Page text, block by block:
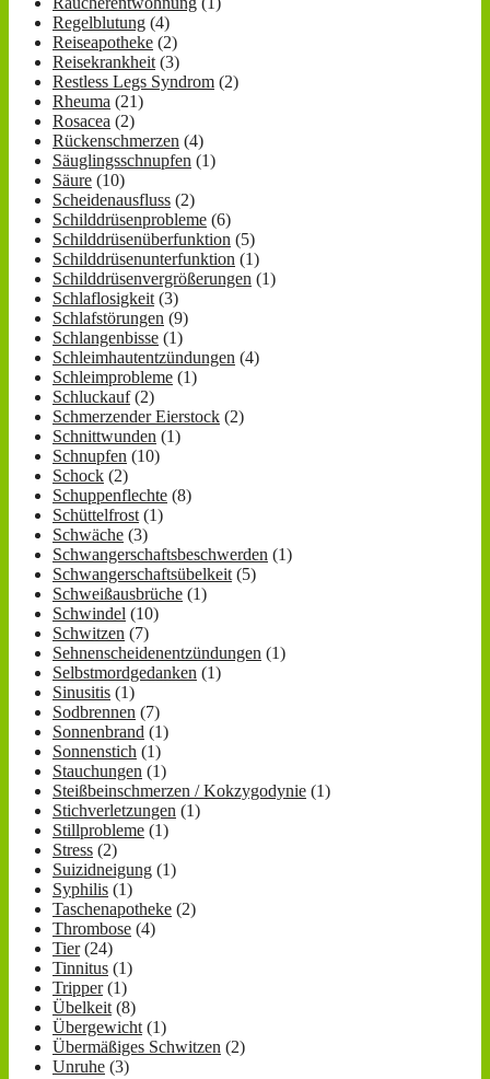
Regelblutung (4)
Reiseapotheke (2)
Reisekrankheit (3)
Restless Legs Syndrom (2)
Rheuma (21)
Rosacea (2)
Rückenschmerzen (4)
Säuglingsschnupfen (1)
Säure (10)
Scheidenausfluss (2)
Schilddrüsenprobleme (6)
Schilddrüsenüberfunktion (5)
Schilddrüsenunterfunktion (1)
Schilddrüsenvergrößerungen (1)
Schlaflosigkeit (3)
Schlafstörungen (9)
Schlangenbisse (1)
Schleimhautentzündungen (4)
Schleimprobleme (1)
Schluckauf(2)
Schmerzender Eierstock (2)
Schnittwunden (1)
Schnupfen (10)
Schock (2)
Schuppenflechte (8)
Schüttelfrost (1)
Schwäche (3)
Schwangerschaftsbeschwerden (1)
Schwangerschaftsübelkeit (5)
Schweißausbrüche (1)
Schwindel (10)
Schwitzen (7)
Sehnenscheidenentzündungen (1)
Selbstmordgedanken (1)
Sinusitis (1)
Sodbrennen (7)
Sonnenbrand (1)
Sonnenstich (1)
Stauchungen (1)
Steißbeinschmerzen / Kokzygodynie (1)
Stichverletzungen (1)
Stillprobleme (1)
Stress (2)
Suizidneigung (1)
Syphilis (1)
Taschenapotheke (2)
Thrombose (4)
Tier(24)
Tinnitus (1)
Tripper(1)
Übelkeit (8)
Übergewicht (1)
Übermäßiges Schwitzen (2)
Unruhe (3)